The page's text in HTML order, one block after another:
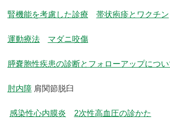
腎機能を考慮した診療 帯状疱疹とワクチン
運動療法 マダニ咬傷
膵嚢胞性疾患の診断とフォローアップについ
肘内障肩関節脱臼
感染性心内膜炎 2次性高血圧の診かた